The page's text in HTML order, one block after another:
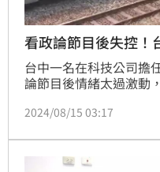
看政論節目後失控！
台中一名在科技公司擔
論節目後情緒太過激動
駕駛發現異狀緊急煞車
刑，可易科罰金6萬元
案可上訴。
2024/08/15 03:17